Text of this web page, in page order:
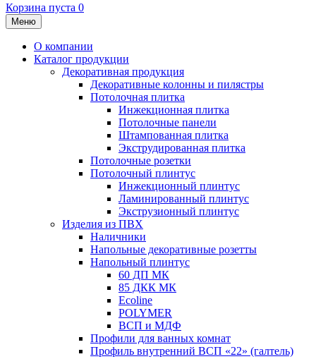
Корзина пуста 0
Меню
О компании
Каталог продукции
Декоративная продукция
Декоративные колонны и пилястры
Потолочная плитка
Инжекционная плитка
Потолочные панели
Штампованная плитка
Экструдированная плитка
Потолочные розетки
Потолочный плинтус
Инжекционный плинтус
Ламинированный плинтус
Экструзионный плинтус
Изделия из ПВХ
Наличники
Напольные декоративные розетты
Напольный плинтус
60 ДП МК
85 ДКК МК
Ecoline
POLYMER
ВСП и МДФ
Профили для ванных комнат
Профиль внутренний ВСП «22» (галтель)